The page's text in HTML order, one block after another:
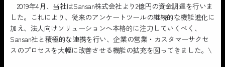
2019年4月、当社はSansan株式会社より2億円の資金調達を行いま
した。これにより、従来のアンケートツールの継続的な機能進化に
加え、法人向けソリューションへ本格的に注力していくべく、
Sansan社と積極的な連携を行い、企業の営業・カスタマーサクセ
スのプロセスを大幅に改善させる機能の拡充を図ってきました。\